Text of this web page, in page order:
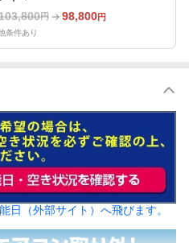
円 98,800円
条件あり
日（外部サイト）へ飛びます。